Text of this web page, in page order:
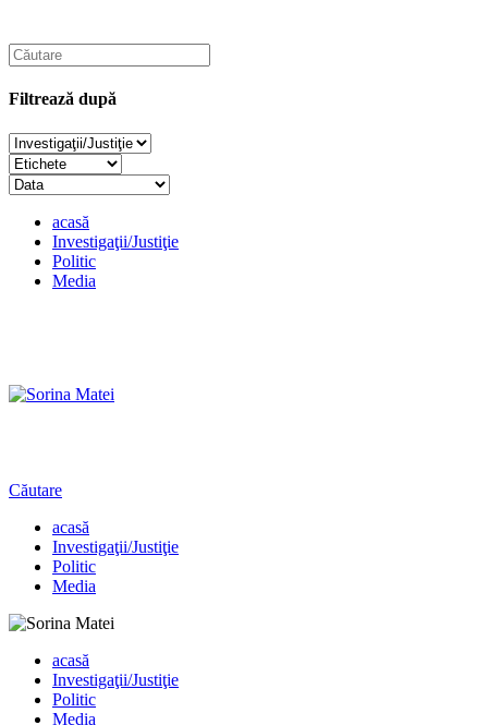
Filtrează după
acasă
Investigaţii/Justiţie
Politic
Media
Căutare
acasă
Investigaţii/Justiţie
Politic
Media
acasă
Investigaţii/Justiţie
Politic
Media